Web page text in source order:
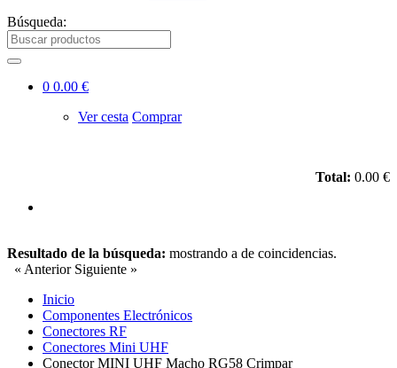
Búsqueda:
0 0.00 €
Ver cesta Comprar
Total: 0.00 €
Resultado de la búsqueda: mostrando a de coincidencias.
« Anterior Siguiente »
Inicio
Componentes Electrónicos
Conectores RF
Conectores Mini UHF
Conector MINI UHF Macho RG58 Crimpar